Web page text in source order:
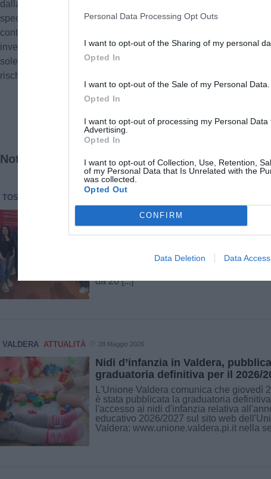
Personal Data Processing Opt Outs
I want to opt-out of the Sharing of my personal
Opted In
I want to opt-out of the Sale of my Personal Data.
Opted In
I want to opt-out of processing my Personal Data
Advertising.
Opted In
I want to opt-out of Collection, Use, Retention,
of my Personal Data that Is Unrelated with the
was collected.
Opted Out
CONFIRM
Data Deletion Data Access
dalla guerra o dalla fame e le comunità di residenti. In questo
specifico, il pugno duro con persone che si trovano già in mezzo
continua Millozzi - confina in una nuova oscurità molte situazioni
invece sarebbe stato molto più intelligente ed accorto seguire
sole; a meno che non si perseguano altre finalità non dichiarate,
rischiamo di accorgerci drammaticamente nei prossimi mesi”.
Notizie correlate
TOSCANA
Tumori al seno, presentato il
dell’associazione ‘Non più sola’
popolazione sull’importanza della
sulle possibilità di cura negli ospedali
da 20 [...]
VALDERA ATTUALITÀ 28 Maggio 2026
Nidi d’infanzia in Valdera,
graduatoria definitiva per il 2026/
L'Unione Valdera comunica che giovedì
è stata pubblicata la graduatoria
l'accesso ai nidi d'infanzia relativa
educativo 2026/2027 sul sito web
Valdera: www.unione.valdera.pi.it nella